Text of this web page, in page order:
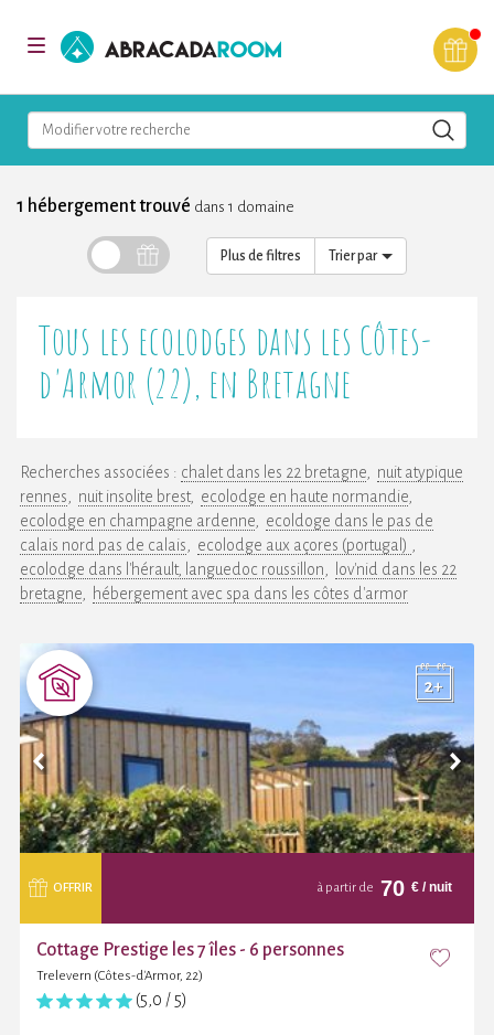
Toggle
AbracadaRoom
Modifier votre recherche
1 hébergement trouvé dans 1 domaine
Plus de filtres
Tous les ecolodges dans les Côtes-
d'Armor (22), en Bretagne
Recherches associées : chalet dans les 22 bretagne
nuit atypique
rennes
nuit insolite brest
ecolodge en haute normandie
ecolodge en champagne ardenne
ecoldoge dans le pas de
calais nord pas de calais
ecolodge aux açores (portugal)
ecolodge dans l'hérault, languedoc roussillon
lov'nid dans les 22
bretagne
hébergement avec spa dans les côtes d'armor
OFFRIR à partir de 70 € / nuit
Cottage Prestige les 7 îles - 6 personnes
Trelevern (Côtes-d'Armor, 22)
(5,0 / 5)